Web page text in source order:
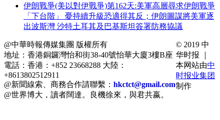
伊朗戰爭(美以對伊戰爭)第162天:美軍高層尋求伊朗戰爭
「下台階」 憂持續升級恐適得其反；伊朗圖謀將美軍逐
出波斯灣 沙特土耳其及巴基斯坦簽署防務協議
@中華時報傳媒集團 版權所有
地址：香港銅鑼灣怡和街38-40號怡華大廈3樓B座
電話：香港：+852 23668288 大陸：
+8613802512911
@新聞線索、商務合作請聯繫： hkctct@gmail.com
@世界博大，讀者闊達。良機徐來，與君共嬴。
© 2019 中
华时报 ｜
本网站由中
时报业集团
制作